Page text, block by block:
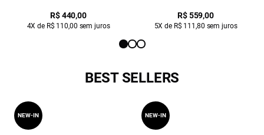
R$ 440,00
4X de R$ 110,00 sem juros
R$ 559,00
5X de R$ 111,80 sem juros
BEST SELLERS
NEW-IN NEW-IN